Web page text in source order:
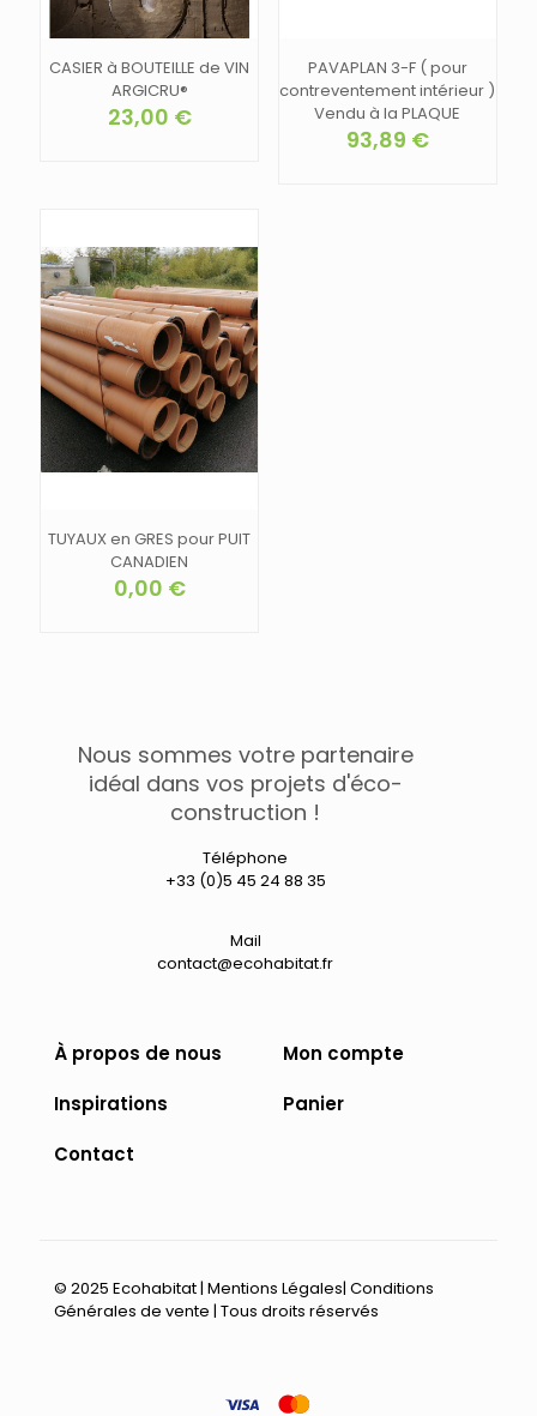
CASIER à BOUTEILLE de VIN
ARGICRU®
23,00 €
PAVAPLAN 3-F ( pour
contreventement intérieur )
Vendu à la PLAQUE
93,89 €
TUYAUX en GRES pour PUIT
CANADIEN
0,00 €
Nous sommes votre partenaire
idéal dans vos projets d'éco-
construction !
Téléphone
+33 (0)5 45 24 88 35
Mail
contact@ecohabitat.fr
À propos de nous
Inspirations
Contact
Mon compte
Panier
© 2025 Ecohabitat | Mentions Légales| Conditions
Générales de vente | Tous droits réservés